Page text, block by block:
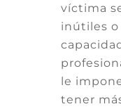
víctima
inútiles o
le
tener